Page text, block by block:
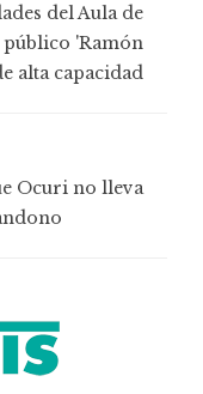
del Aula de
'Ramón
alta capacidad
Ocuri no lleva